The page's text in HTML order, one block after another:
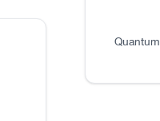
Quantum